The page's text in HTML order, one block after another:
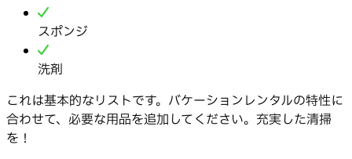
スポンジ
洗剤
これは基本的なリストです。バケーションレンタルの特性に
合わせて、必要な用品を追加してください。充実した清掃
を！